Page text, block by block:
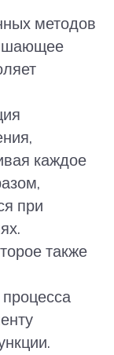
методов
каждое
при
также